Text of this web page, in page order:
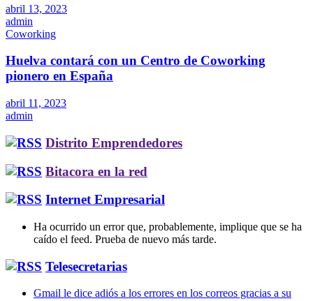
abril 13, 2023
admin
Coworking
Huelva contará con un Centro de Coworking
pionero en España
abril 11, 2023
admin
Distrito Emprendedores
Bitacora en la red
Internet Empresarial
Ha ocurrido un error que, probablemente, implique que se ha
caído el feed. Prueba de nuevo más tarde.
Telesecretarias
Gmail le dice adiós a los errores en los correos gracias a su